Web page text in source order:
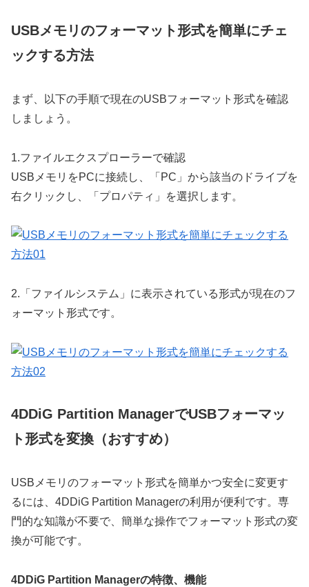
USBメモリのフォーマット形式を簡単にチェ
ックする方法
まず、以下の手順で現在のUSBフォーマット形式を確認
しましょう。
1.ファイルエクスプローラーで確認
USBメモリをPCに接続し、「PC」から該当のドライブを
右クリックし、「プロパティ」を選択します。
2. 「ファイルシステム」に表示されている形式が現在のフ
ォーマット形式です。
4DDiG Partition ManagerでUSBフォーマッ
ト形式を変換（おすすめ）
USBメモリのフォーマット形式を簡単かつ安全に変更す
るには、4DDiG Partition Managerの利用が便利です。専
門的な知識が不要で、簡単な操作でフォーマット形式の変
換が可能です。
4DDiG Partition Managerの特徴、機能